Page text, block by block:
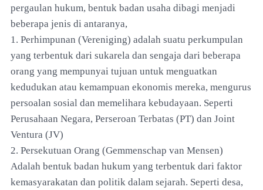
pergaulan hukum, bentuk badan usaha dibagi menjadi
beberapa jenis di antaranya,
1. Perhimpunan (Vereniging) adalah suatu perkumpulan
yang terbentuk dari sukarela dan sengaja dari beberapa
orang yang mempunyai tujuan untuk menguatkan
kedudukan atau kemampuan ekonomis mereka, mengurus
persoalan sosial dan memelihara kebudayaan. Seperti
Perusahaan Negara, Perseroan Terbatas (PT) dan Joint
Ventura (JV)
2. Persekutuan Orang (Gemmenschap van Mensen)
Adalah bentuk badan hukum yang terbentuk dari faktor
kemasyarakatan dan politik dalam sejarah. Seperti desa,